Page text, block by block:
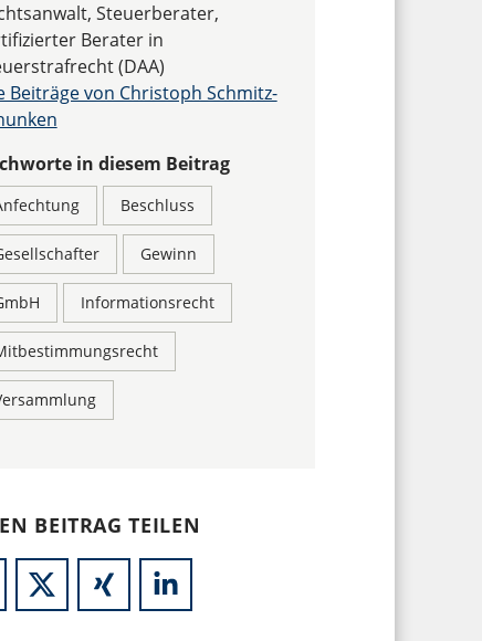
Steuerberater,
Berater in
(DAA)
Beiträge von Christoph Schmitz-
in diesem Beitrag
Beschluss
Gewinn
Informationsrecht
BEITRAG TEILEN